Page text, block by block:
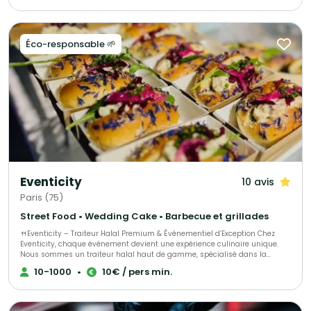
Éco-responsable 🌱
Eventicity 10 avis
Paris (75)
Street Food • Wedding Cake • Barbecue et grillades
🍴Eventicity – Traiteur Halal Premium & Événementiel d’Exception Chez
Eventicity, chaque événement devient une expérience culinaire unique.
Nous sommes un traiteur halal haut de gamme, spécialisé dans la
création de moments raffinés et sur mesure, mêlant gastronomie,
élégance et émotions. Notre mission : sublimer vos réceptions — qu’il
envies et à votre budget, alliant saveurs du monde, inspirations
10-1000 • 10€ / pers min.